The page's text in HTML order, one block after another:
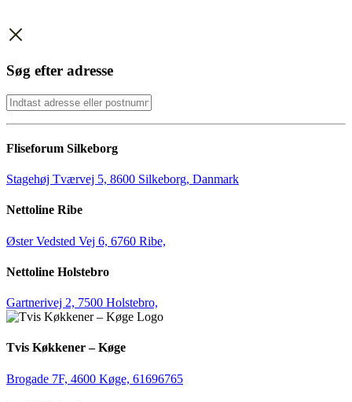
Søg efter adresse
Fliseforum Silkeborg
Stagehøj Tværvej 5, 8600 Silkeborg, Danmark
Nettoline Ribe
Øster Vedsted Vej 6, 6760 Ribe,
Nettoline Holstebro
Gartnerivej 2, 7500 Holstebro,
Tvis Køkkener – Køge
Brogade 7F, 4600 Køge, 61696765